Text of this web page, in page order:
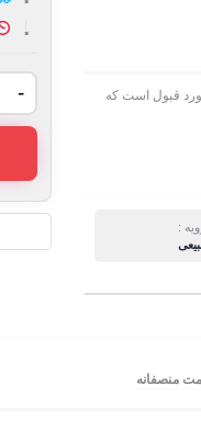
قبول است که
:
-
منصفانه